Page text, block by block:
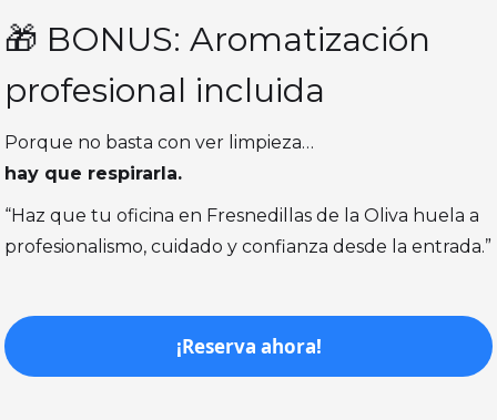
🎁 BONUS: Aromatización
profesional incluida
Porque no basta con ver limpieza…
hay que respirarla.
“Haz que tu oficina en Fresnedillas de la Oliva huela a
profesionalismo, cuidado y confianza desde la entrada.”
¡Reserva ahora!